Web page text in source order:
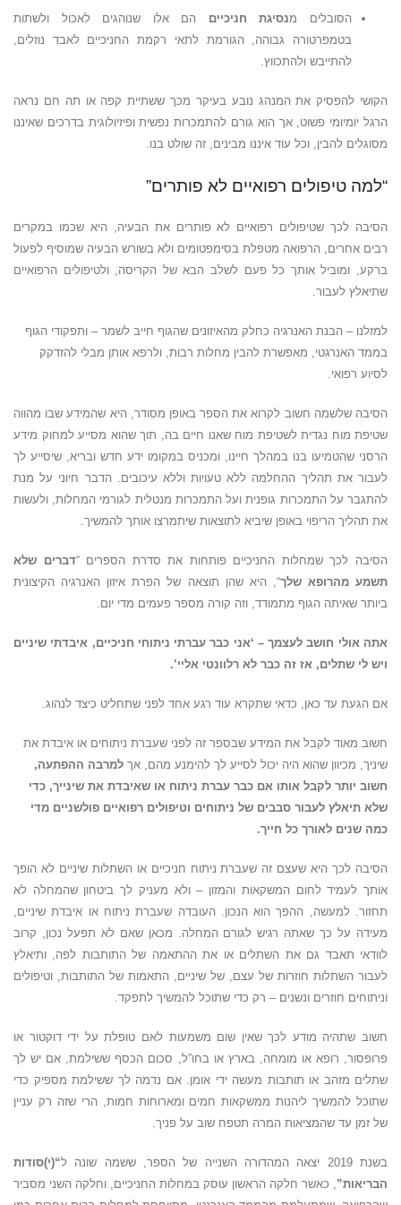
הסובלים מנסיגת חניכיים הם אלו שנוהגים לאכול ולשתות
בטמפרטורה גבוהה, הגורמת לתאי רקמת החניכיים לאבד נוזלים,
להתייבש ולהתכווץ.
הקושי להפסיק את המנהג נובע בעיקר מכך ששתיית קפה או תה חם נראה
הרגל יומיומי פשוט, אך הוא גורם להתמכרות נפשית ופיזיולוגית בדרכים שאיננו
מסוגלים להבין, וכל עוד איננו מבינים, זה שולט בנו.
“למה טיפולים רפואיים לא פותרים”
הסיבה לכך שטיפולים רפואיים לא פותרים את הבעיה, היא שכמו במקרים
רבים אחרים, הרפואה מטפלת בסימפטומים ולא בשורש הבעיה שמוסיף לפעול
ברקע, ומוביל אותך כל פעם לשלב הבא של הקריסה, ולטיפולים הרפואיים
שתיאלץ לעבור.
למזלנו – הבנת האנרגיה כחלק מהאיזונים שהגוף חייב לשמר – ותפקודי הגוף
בממד האנרגטי, מאפשרת להבין מחלות רבות, ולרפא אותן מבלי להזדקק
לסיוע רפואי.
הסיבה שלשמה חשוב לקרוא את הספר באופן מסודר, היא שהמידע שבו מהווה
שטיפת מוח נגדית לשטיפת מוח שאנו חיים בה, תוך שהוא מסייע למחוק מידע
הרסני שהטמיעו בנו במהלך חיינו, ומכניס במקומו ידע חדש ובריא, שיסייע לך
לעבור את תהליך ההחלמה ללא טעויות וללא עיכובים. הדבר חיוני על מנת
להתגבר על התמכרות גופנית ועל התמכרות מנטלית לגורמי המחלות, ולעשות
את תהליך הריפוי באופן שיביא לתוצאות שיתמרצו אותך להמשיך.
הסיבה לכך שמחלות החניכיים פותחות את סדרת הספרים “דברים שלא
תשמע מהרופא שלך“, היא שהן תוצאה של הפרת איזון האנרגיה הקיצונית
ביותר שאיתה הגוף מתמודד, וזה קורה מספר פעמים מדי יום.
אתה אולי חושב לעצמך – ‘אני כבר עברתי ניתוחי חניכיים, איבדתי שיניים
ויש לי שתלים, אז זה כבר לא רלוונטי אליי’.
אם הגעת עד כאן, כדאי שתקרא עוד רגע אחד לפני שתחליט כיצד לנהוג.
חשוב מאוד לקבל את המידע שבספר זה לפני שעברת ניתוחים או איבדת את
שיניך, מכיוון שהוא היה יכול לסייע לך להימנע מהם, אך למרבה ההפתעה,
חשוב יותר לקבל אותו אם כבר עברת ניתוח או שאיבדת את שינייך, כדי
שלא תיאלץ לעבור סבבים של ניתוחים וטיפולים רפואיים פולשניים מדי
כמה שנים לאורך כל חייך.
הסיבה לכך היא שעצם זה שעברת ניתוח חניכיים או השתלות שיניים לא הופך
אותך לעמיד לחום המשקאות והמזון – ולא מעניק לך ביטחון שהמחלה לא
תחזור. למעשה, ההפך הוא הנכון. העובדה שעברת ניתוח או איבדת שיניים,
מעידה על כך שאתה רגיש לגורם המחלה. מכאן שאם לא תפעל נכון, קרוב
לוודאי תאבד גם את השתלים או את ההתאמה של התותבות לפה, ותיאלץ
לעבור השתלות חוזרות של עצם, של שיניים, התאמות של התותבות, וטיפולים
וניתוחים חוזרים ונשנים – רק כדי שתוכל להמשיך לתפקד.
חשוב שתהיה מודע לכך שאין שום משמעות לאם טופלת על ידי דוקטור או
פרופסור, רופא או מומחה, בארץ או בחו”ל, סכום הכסף ששילמת, אם יש לך
שתלים מזהב או תותבות מעשה ידי אומן. אם נדמה לך ששילמת מספיק כדי
שתוכל להמשיך ליהנות ממשקאות חמים ומארוחות חמות, הרי שזה רק עניין
של זמן עד שהמציאות המרה תטפח שוב על פניך.
בשנת 2019 יצאה המהדורה השנייה של הספר, ששמה שונה ל
“(י)סודות
הבריאות” , כאשר חלקה הראשון עוסק במחלות החניכיים, וחלקה השני מסביר